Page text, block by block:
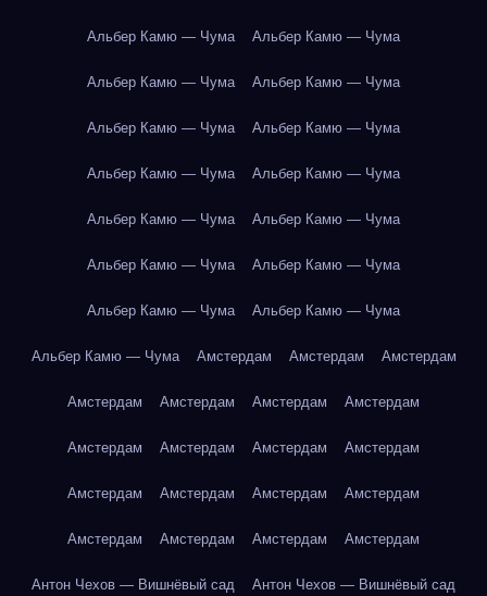
Альбер Камю — Чума Альбер Камю — Чума
Альбер Камю — Чума Альбер Камю — Чума
Альбер Камю — Чума Альбер Камю — Чума
Альбер Камю — Чума Альбер Камю — Чума
Альбер Камю — Чума Альбер Камю — Чума
Альбер Камю — Чума Альбер Камю — Чума
Альбер Камю — Чума Альбер Камю — Чума
Альбер Камю — Чума Амстердам Амстердам Амстердам
Амстердам Амстердам Амстердам Амстердам
Амстердам Амстердам Амстердам Амстердам
Амстердам Амстердам Амстердам Амстердам
Амстердам Амстердам Амстердам Амстердам
Антон Чехов — Вишнёвый сад Антон Чехов — Вишнёвый сад